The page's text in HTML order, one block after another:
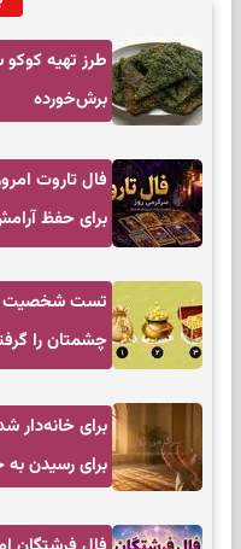
طرز تهیه
برش‌خورده
برای حفظ
تست شخصیت
چشمتان را
برای خانه‌دار
برای رسیدن به